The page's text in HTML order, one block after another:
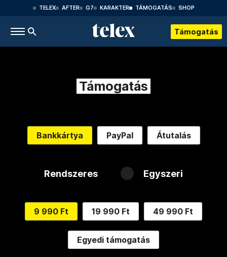
TELEX AFTER G7 KARAKTER TÁMOGATÁS SHOP
Támogatás
Támogatás
Bankkártya PayPal Átutalás
Rendszeres Egyszeri
9 990 Ft 19 990 Ft 49 990 Ft
Egyedi támogatás